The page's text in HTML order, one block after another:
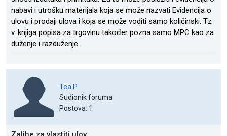
nabavi i utrošku materijala koja se može nazvati Evidencija o
ulovu i prodaji ulova i koja se može voditi samo količinski. Tz
v. knjiga popisa za trgovinu također pozna samo MPC kao za
duženje i razduženje.
Tea P
Sudionik foruma
Postova: 1